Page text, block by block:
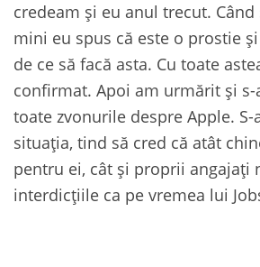
credeam și eu anul trecut. Când
mini eu spus că este o prostie
de ce să facă asta. Cu toate
confirmat. Apoi am urmărit și
toate zvonurile despre Apple.
situația, tind să cred că atât
pentru ei, cât și proprii angajați
interdicțiile ca pe vremea lui